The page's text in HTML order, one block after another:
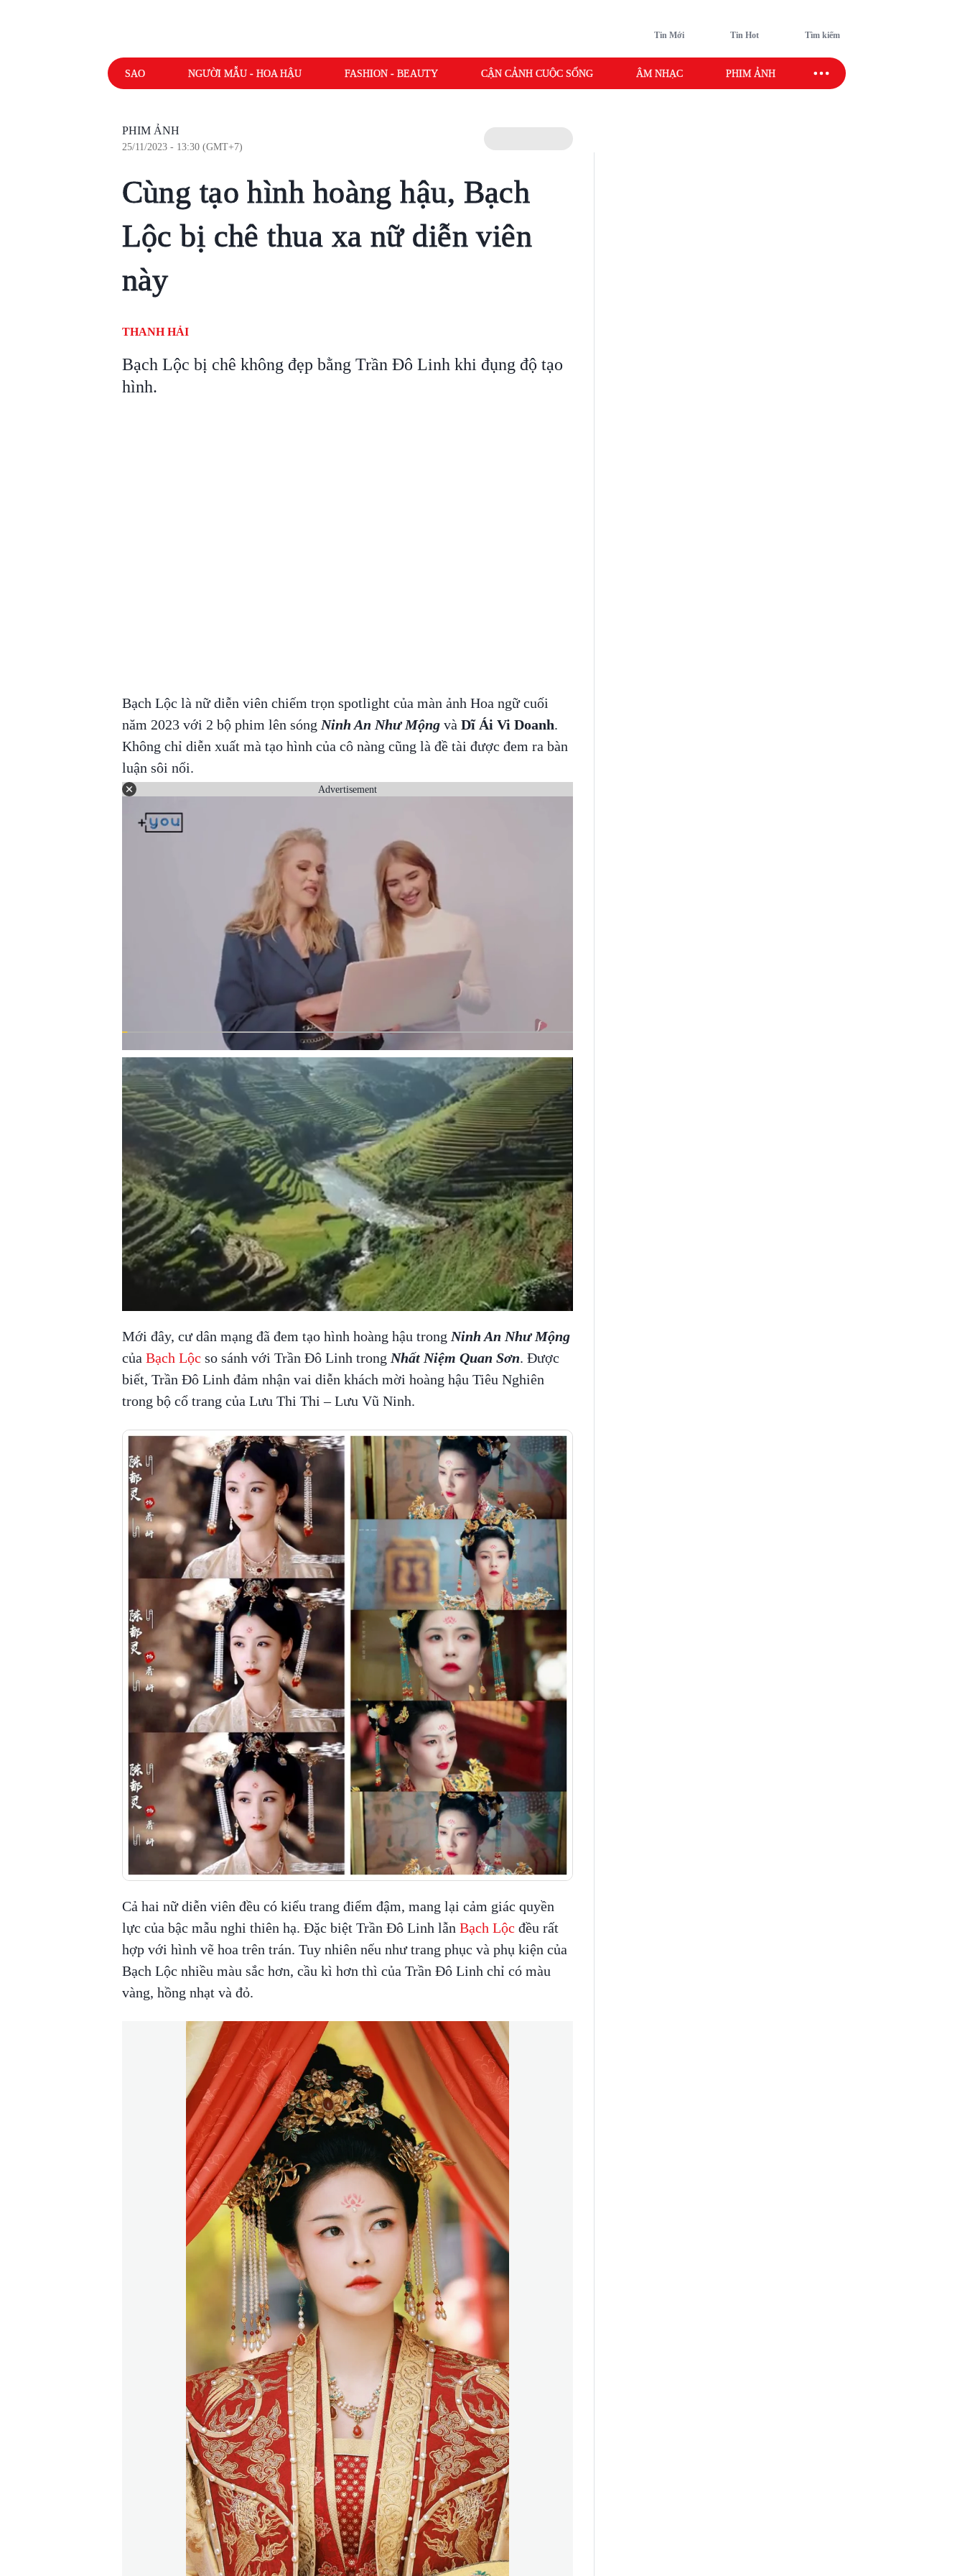
Tin Mới Tin Hot Tìm kiếm
SAO NGƯỜI MẪU - HOA HẬU FASHION - BEAUTY CẬN CẢNH CUỘC SỐNG ÂM NHẠC PHIM ẢNH SAO SPORT
PHIM ẢNH
25/11/2023 - 13:30 (GMT+7)
Cùng tạo hình hoàng hậu, Bạch
Lộc bị chê thua xa nữ diễn viên
này
THANH HẢI
Bạch Lộc bị chê không đẹp bằng Trần Đô Linh khi đụng độ tạo
hình.
Bạch Lộc là nữ diễn viên chiếm trọn spotlight của màn ảnh Hoa ngữ cuối
năm 2023 với 2 bộ phim lên sóng Ninh An Như Mộngvà Dĩ Ái Vi Doanh.
Không chỉ diễn xuất mà tạo hình của cô nàng cũng là đề tài được đem ra bàn
luận sôi nổi.
Advertisement
Mới đây, cư dân mạng đã đem tạo hình hoàng hậu trong Ninh An Như Mộng
của Bạch Lộc so sánh với Trần Đô Linh trong Nhất Niệm Quan Sơn. Được
biết, Trần Đô Linh đảm nhận vai diễn khách mời hoàng hậu Tiêu Nghiên
trong bộ cổ trang của Lưu Thi Thi – Lưu Vũ Ninh.
Cả hai nữ diễn viên đều có kiểu trang điểm đậm, mang lại cảm giác quyền
lực của bậc mẫu nghi thiên hạ. Đặc biệt Trần Đô Linh lẫn Bạch Lộc đều rất
hợp với hình vẽ hoa trên trán. Tuy nhiên nếu như trang phục và phụ kiện của
Bạch Lộc nhiều màu sắc hơn, cầu kì hơn thì của Trần Đô Linh chỉ có màu
vàng, hồng nhạt và đỏ.